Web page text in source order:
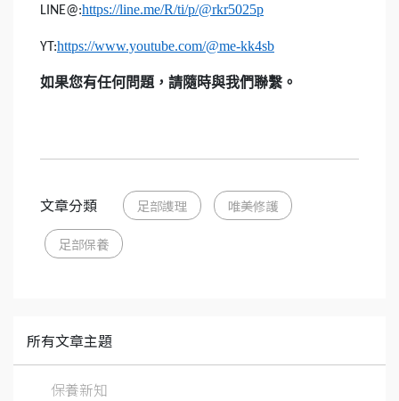
LINE@:https://line.me/R/ti/p/@rkr5025p
YT:https://www.youtube.com/@me-kk4sb
如果您有任何問題，請隨時與我們聯繫。
文章分類 足部謢理 唯美修護
足部保養
所有文章主題
保養新知